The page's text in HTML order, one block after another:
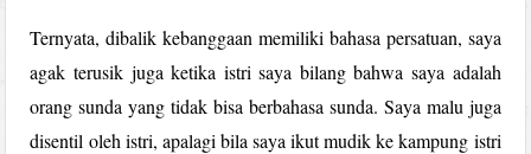
Ternyata, dibalik kebanggaan memiliki bahasa persatuan, saya
agak terusik juga ketika istri saya bilang bahwa saya adalah
orang sunda yang tidak bisa berbahasa sunda. Saya malu juga
disentil oleh istri, apalagi bila saya ikut mudik ke kampung istri